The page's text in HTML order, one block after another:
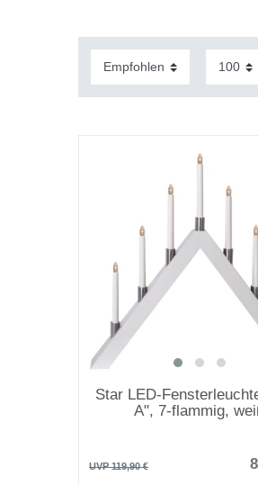
Star LED-
A", 7-flammig,
UVP 119,90 €